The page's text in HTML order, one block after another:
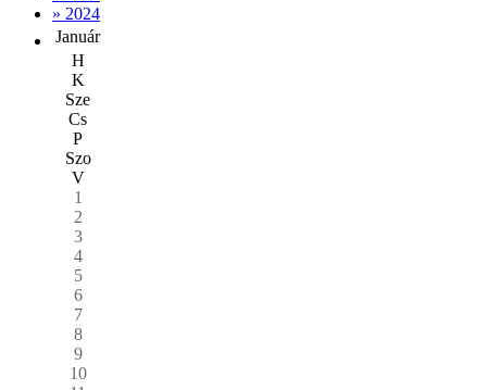
» 2024
Január
H
K
Sze
Cs
P
Szo
V
1
2
3
4
5
6
7
8
9
10